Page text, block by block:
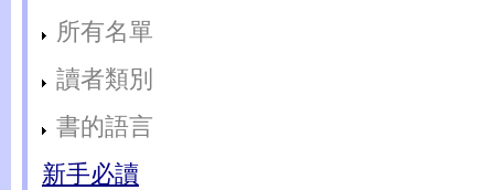
所有名單
讀者類別
書的語言
新手必讀